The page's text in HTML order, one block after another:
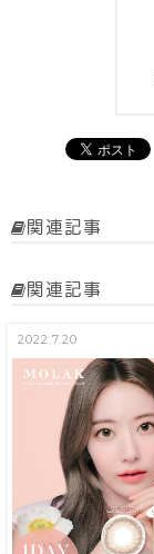
関連記事
関連記事
2022.7.20